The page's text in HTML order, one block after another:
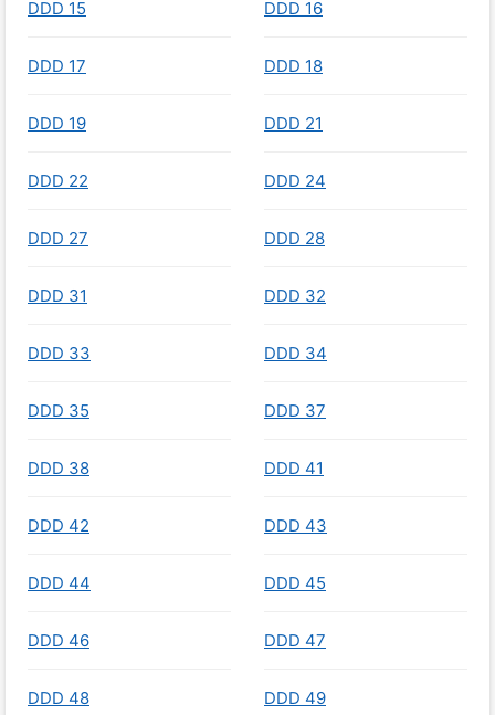
DDD 15 DDD 16
DDD 17 DDD 18
DDD 19 DDD 21
DDD 22 DDD 24
DDD 27 DDD 28
DDD 31 DDD 32
DDD 33 DDD 34
DDD 35 DDD 37
DDD 38 DDD 41
DDD 42 DDD 43
DDD 44 DDD 45
DDD 46 DDD 47
DDD 48 DDD 49